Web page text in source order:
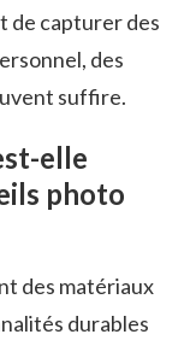
de capturer des
des
suffire.
elle
photo
des matériaux
durables